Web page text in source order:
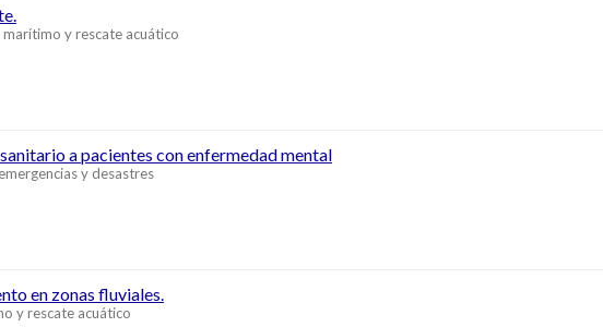
y rescate acuático
a pacientes con enfermedad mental
y desastres
en zonas fluviales.
y rescate acuático